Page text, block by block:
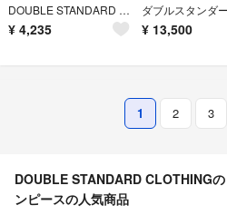
DOUBLE STANDARD CLOTHING / ダブルスタンダードクロージング | ボリューム ティアード ジャンパー スカート ワンピース | F | ブラウン | レディース
¥ 4,235 ¥ 13,500
1 2 3
DOUBLE STANDARD CLOTHING
ンピースの人気商品